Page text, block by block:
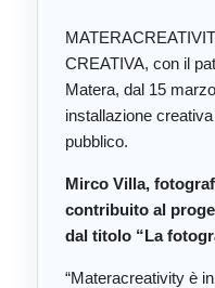
CREATIVA, con il
Matera, dal 15
installazione
pubblico.
Mirco Villa,
contribuito al
dal titolo “La
“Materacreativity è